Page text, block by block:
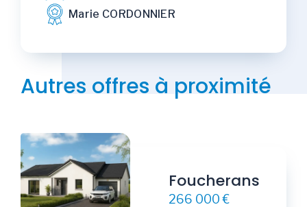
Marie CORDONNIER
Autres offres à proximité
Foucherans
266 000 €